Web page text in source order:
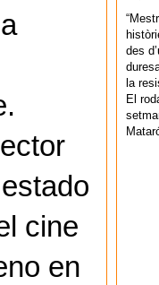
cine
en
des
la
El